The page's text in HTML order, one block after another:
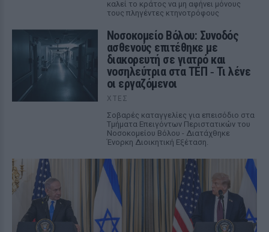
καλεί το κράτος να μη αφήνει μόνους
τους πληγέντες κτηνοτρόφους
Νοσοκομείο Βόλου: Συνοδός
ασθενούς επιτέθηκε με
διακορευτή σε γιατρό και
νοσηλεύτρια στα ΤΕΠ ‑ Τι λένε
οι εργαζόμενοι
ΧΤΕΣ
Σοβαρές καταγγελίες για επεισόδιο στα
Τμήματα Επειγόντων Περιστατικών του
Νοσοκομείου Βόλου - Διατάχθηκε
Ένορκη Διοικητική Εξέταση.